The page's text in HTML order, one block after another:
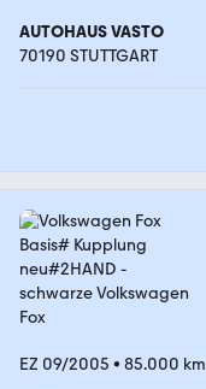
AUTOHAUS VASTO
70190 STUTTGART
EZ 09/2005 • 85.000 km